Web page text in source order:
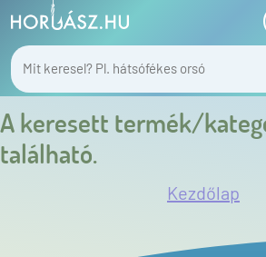
A keresett termék/
található.
Kezdőlap